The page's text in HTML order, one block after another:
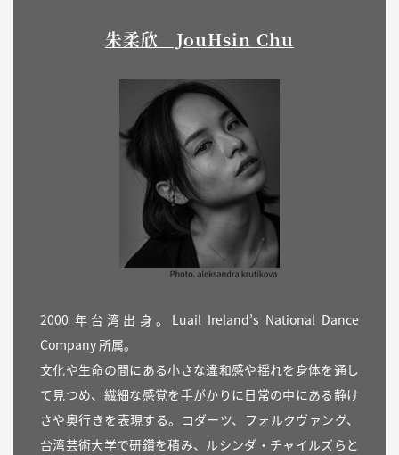
朱柔欣 JouHsin Chu
2000 年台湾出身。Luail Ireland’s National Dance
Company 所属。
文化や生命の間にある小さな違和感や揺れを身体を通し
て見つめ、繊細な感覚を手がかりに日常の中にある静け
さや奥行きを表現する。コダーツ、フォルクヴァング、
台湾芸術大学で研鑽を積み、ルシンダ・チャイルズらと